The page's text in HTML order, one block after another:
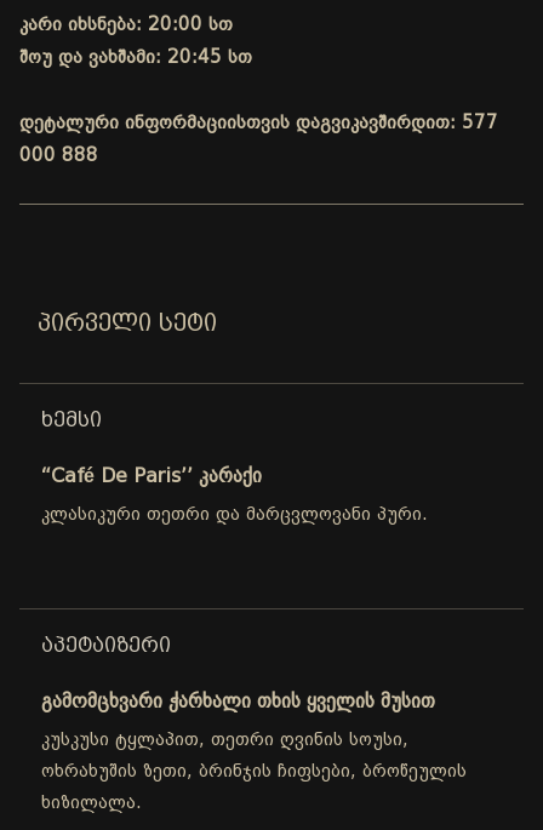
კარი იხსნება: 20:00 სთ
შოუ და ვახშამი: 20:45 სთ
დეტალური ინფორმაციისთვის დაგვიკავშირდით: 577
000 888
ᲞᲘᲠᲕᲔᲚᲘ ᲡᲔᲢᲘ
ᲮᲔᲛᲡᲘ
“Café De Paris’’ კარაქი
კლასიკური თეთრი და მარცვლოვანი პური.
ᲐᲞᲔᲢᲐᲘᲖᲔᲠᲘ
გამომცხვარი ჭარხალი თხის ყველის მუსით
კუსკუსი ტყლაპით, თეთრი ღვინის სოუსი,
ოხრახუშის ზეთი, ბრინჯის ჩიფსები, ბროწეულის
ხიზილალა.